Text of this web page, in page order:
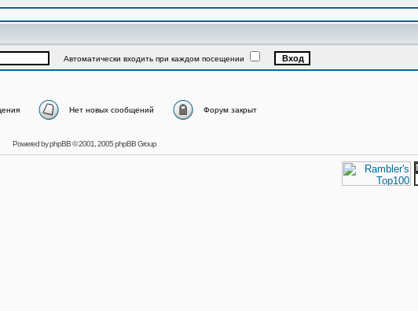
Автоматически входить при каждом посещении
Нет новых сообщений Форум закрыт
Powered byphpBB© 2001, 2005 phpBB Group